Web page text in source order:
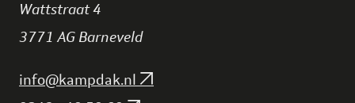
Wattstraat 4
3771 AG Barneveld
info@kampdak.nl